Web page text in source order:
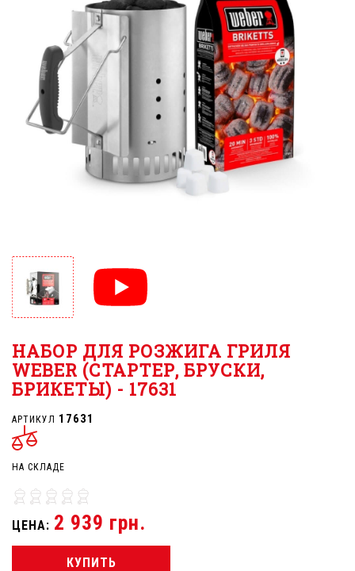
НАБОР ДЛЯ РОЗЖИГА ГРИЛЯ
WEBER (СТАРТЕР, БРУСКИ,
БРИКЕТЫ) - 17631
АРТИКУЛ 17631
НА СКЛАДЕ
ЦЕНА: 2 939 грн.
КУПИТЬ